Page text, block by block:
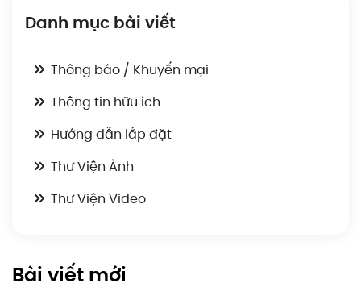
Danh mục bài viết
Thông báo / Khuyến mại
Thông tin hữu ích
Hướng dẫn lắp đặt
Thư Viện Ảnh
Thư Viện Video
Bài viết mới